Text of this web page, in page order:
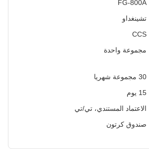
FG-800A
تشينغداو
CCS
مجموعة واحدة
30 مجموعة شهريا
15 يوم
الاعتماد المستندي، تي/تي
صندوق كرتون